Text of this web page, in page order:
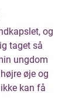
og
taget så
ungdom
øje og
kan få